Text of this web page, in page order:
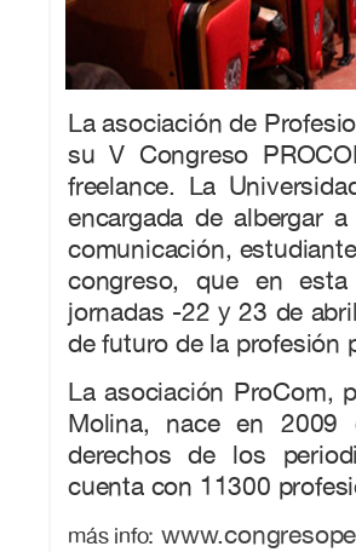
La asociación de
su V Congreso
freelance. La
encargada de albergar
comunicación,
congreso, que en
jornadas -22 y 23 de
de futuro de la profesión
La asociación ProCom,
Molina, nace en
derechos de los
cuenta con 11300
más info: